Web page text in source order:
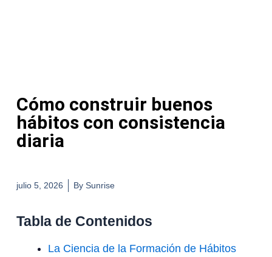
Cómo construir buenos
hábitos con consistencia
diaria
julio 5, 2026 BySunrise
Tabla de Contenidos
La Ciencia de la Formación de Hábitos